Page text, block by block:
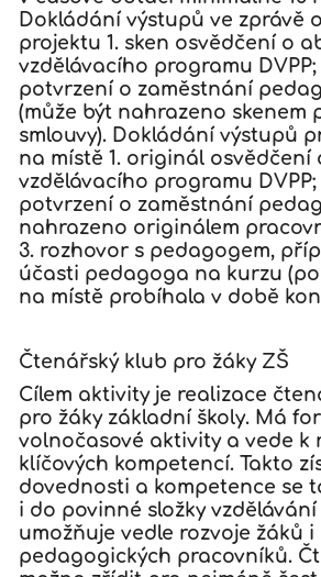
Dokládání výstupů ve zprávě
projektu 1. sken osvědčení o
vzdělávacího programu DVPP;
potvrzení o zaměstnání
(může být nahrazeno skenem
smlouvy). Dokládání výstupů
na místě 1. originál osvědčení
vzdělávacího programu
potvrzení o zaměstnání
nahrazeno originálem
3. rozhovor s pedagogem,
účasti pedagoga na kurzu
na místě probíhala v době
Čtenářský klub pro žáky ZŠ
Cílem aktivity je realizace
pro žáky základní školy. Má
volnočasové aktivity a vede k
klíčových kompetencí. Takto
dovednosti a kompetence se
i do povinné složky
umožňuje vedle rozvoje žáků
pedagogických pracovníků.